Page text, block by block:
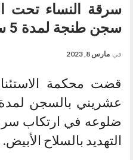
سرقة النساء تحت
سجن طنجة لمدة 5 سنوات
في مارس 8, 2023
قضت محكمة
ضلوعه في ارتكاب
التهديد بالسلاح الأبيض.